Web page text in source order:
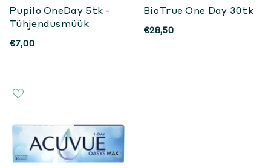
Pupilo OneDay 5tk -
Tühjendusmüük
€7,00
BioTrue One Day 30tk
€28,50